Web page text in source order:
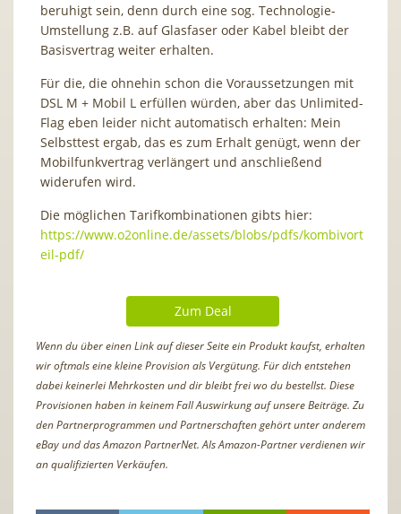
beruhigt sein, denn durch eine sog. Technologie-
Umstellung z.B. auf Glasfaser oder Kabel bleibt der
Basisvertrag weiter erhalten.
Für die, die ohnehin schon die Voraussetzungen mit
DSL M + Mobil L erfüllen würden, aber das Unlimited-
Flag eben leider nicht automatisch erhalten: Mein
Selbsttest ergab, das es zum Erhalt genügt, wenn der
Mobilfunkvertrag verlängert und anschließend
widerufen wird.
Die möglichen Tarifkombinationen gibts hier:
https://www.o2online.de/assets/blobs/pdfs/kombivort
eil-pdf/
Zum Deal
Wenn du über einen Link auf dieser Seite ein Produkt kaufst, erhalten
wir oftmals eine kleine Provision als Vergütung. Für dich entstehen
dabei keinerlei Mehrkosten und dir bleibt frei wo du bestellst. Diese
Provisionen haben in keinem Fall Auswirkung auf unsere Beiträge. Zu
den Partnerprogrammen und Partnerschaften gehört unter anderem
eBay und das Amazon PartnerNet. Als Amazon-Partner verdienen wir
an qualifizierten Verkäufen.